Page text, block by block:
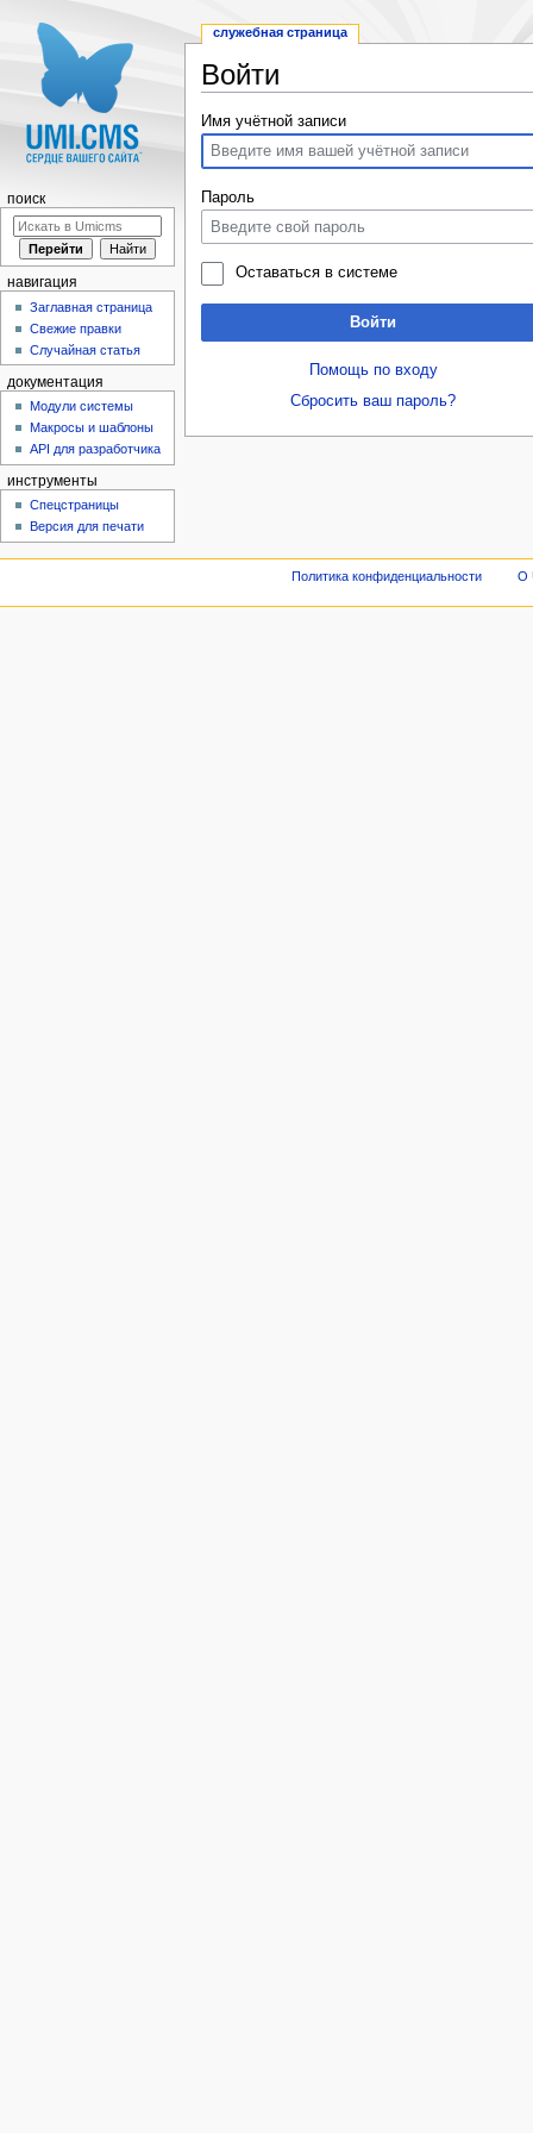
Войти
Имя учётной записи
Пароль
Оставаться в системе
Войти
Помощь по входу
Сбросить ваш пароль?
служебная страница
поиск
навигация
Заглавная страница
Свежие правки
Случайная статья
документация
Модули системы
Макросы и шаблоны
API для разработчика
инструменты
Спецстраницы
Версия для печати
Политика конфиденциальности О